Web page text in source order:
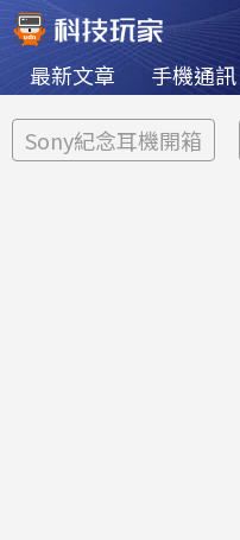
最新文章 手機通訊
Sony紀念耳機開箱